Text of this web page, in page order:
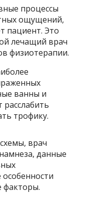
процессы
ощущений,
пациент. Это
лечащий врач
физиотерапии.
ванны и
трофику.
врач
данные
факторы.